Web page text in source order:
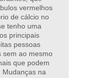
vermelhos
de cálcio no
tenho uma
principais
pessoas
sem ao mesmo
que podem
Mudanças na